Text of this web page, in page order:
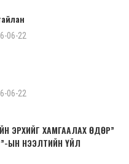
06-22
06-22
ЭРХИЙГ ХАМГААЛАХ ӨДӨР”
ЫН НЭЭЛТИЙН ҮЙЛ